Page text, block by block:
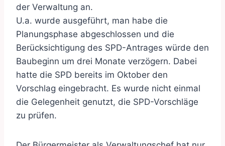
der Verwaltung an.
U.a. wurde ausgeführt, man habe die
Planungsphase abgeschlossen und die
Berücksichtigung des SPD-Antrages würde den
Baubeginn um drei Monate verzögern. Dabei
hatte die SPD bereits im Oktober den
Vorschlag eingebracht. Es wurde nicht einmal
die Gelegenheit genutzt, die SPD-Vorschläge
zu prüfen.